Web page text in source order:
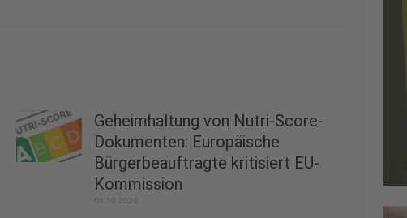
Geheimhaltung von Nutri-Score-
Dokumenten: Europäische
Bürgerbeauftragte kritisiert EU-
Kommission
08.10.2024